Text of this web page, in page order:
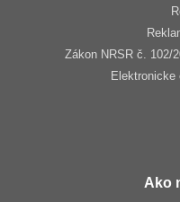
Zákon NRSR č. 102/
Elektronicke
Ako